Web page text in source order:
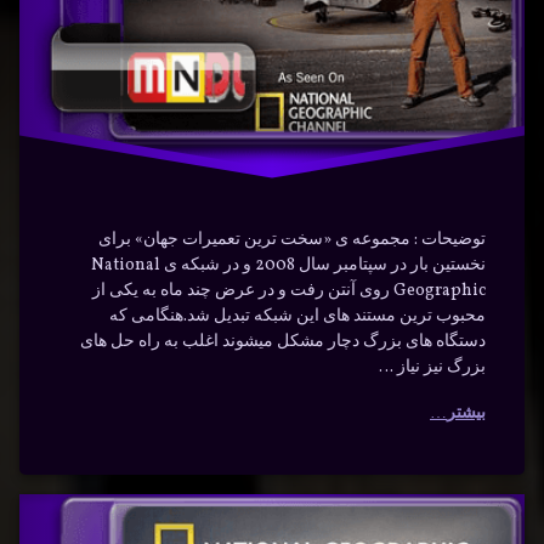
دسته بندی ها:
مستندها
توضیحات : مجموعه ی «سخت ترین تعمیرات جهان» برای
نخستین بار در سپتامبر سال 2008 و در شبکه ی National
Geographic روی آنتن رفت و در عرض چند ماه به یکی از
محبوب ترین مستند های این شبکه تبدیل شد.هنگامی که
دستگاه های بزرگ دچار مشکل میشوند اغلب به راه حل های
بزرگ نیز نیاز …
بیشتر
مهارت
مهندسی
سخت
برچسب‌
دیدگاهتان